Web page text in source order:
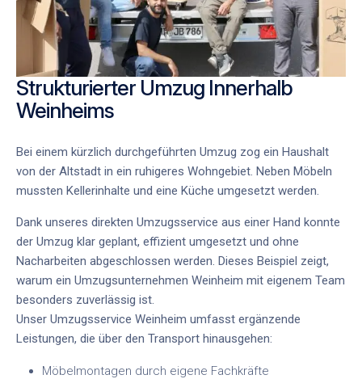
Strukturierter Umzug Innerhalb
Weinheims
Bei einem kürzlich durchgeführten Umzug zog ein Haushalt
von der Altstadt in ein ruhigeres Wohngebiet. Neben Möbeln
mussten Kellerinhalte und eine Küche umgesetzt werden.
Dank unseres direkten Umzugsservice aus einer Hand konnte
der Umzug klar geplant, effizient umgesetzt und ohne
Nacharbeiten abgeschlossen werden. Dieses Beispiel zeigt,
warum ein Umzugsunternehmen Weinheim mit eigenem Team
besonders zuverlässig ist.
Unser Umzugsservice Weinheim umfasst ergänzende
Leistungen, die über den Transport hinausgehen:
Möbelmontagen durch eigene Fachkräfte